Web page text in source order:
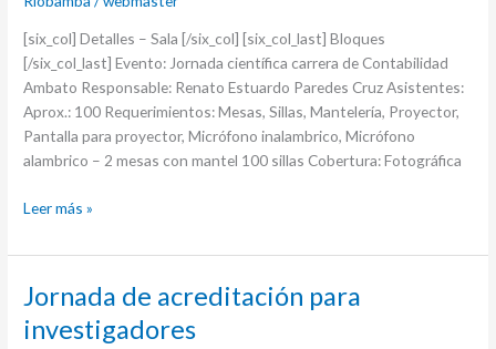
[six_col] Detalles – Sala [/six_col] [six_col_last] Bloques
[/six_col_last] Evento: Jornada científica carrera de Contabilidad
Ambato Responsable: Renato Estuardo Paredes Cruz Asistentes:
Aprox.: 100 Requerimientos: Mesas, Sillas, Mantelería, Proyector,
Pantalla para proyector, Micrófono inalambrico, Micrófono
alambrico – 2 mesas con mantel 100 sillas Cobertura: Fotográfica
Leer más »
Jornada de acreditación para
investigadores
Jornada
acreditación